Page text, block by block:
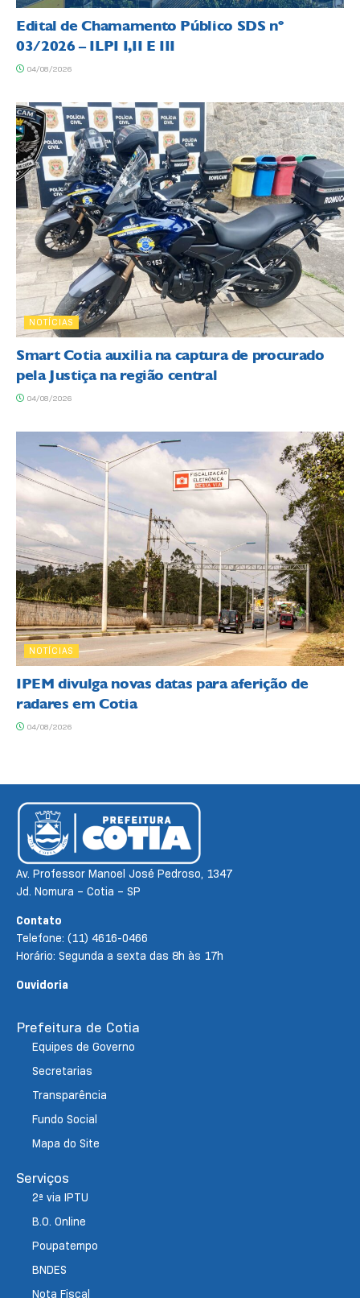
Edital de Chamamento Público SDS nº
03/2026 – ILPI I,II E III
04/08/2026
NOTÍCIAS
Smart Cotia auxilia na captura de procurado
pela Justiça na região central
04/08/2026
NOTÍCIAS
IPEM divulga novas datas para aferição de
radares em Cotia
04/08/2026
Av. Professor Manoel José Pedroso, 1347
Jd. Nomura – Cotia – SP
Contato
Telefone: (11) 4616-0466
Horário: Segunda a sexta das 8h às 17h
Ouvidoria
Prefeitura de Cotia
Equipes de Governo
Secretarias
Transparência
Fundo Social
Mapa do Site
Serviços
2ª via IPTU
B.O. Online
Poupatempo
BNDES
Nota Fiscal